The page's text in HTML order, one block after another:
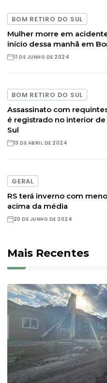
BOM RETIRO DO SUL
Mulher morre em
início dessa manhã em
11 DE JUNHO DE 2024
BOM RETIRO DO SUL
Assassinato com
é registrado no interior
Sul
13 DE ABRIL DE 2024
GERAL
RS terá inverno com
acima da média
20 DE JUNHO DE 2024
Mais Recentes